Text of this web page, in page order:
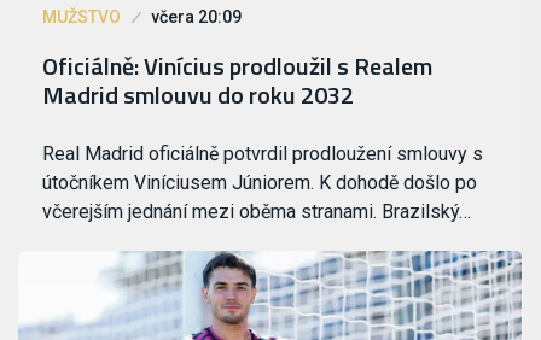
MUŽSTVO včera 20:09
Oficiálně: Vinícius prodloužil s Realem
Madrid smlouvu do roku 2032
Real Madrid oficiálně potvrdil prodloužení smlouvy s
útočníkem Viníciusem Júniorem. K dohodě došlo po
včerejším jednání mezi oběma stranami. Brazilský…